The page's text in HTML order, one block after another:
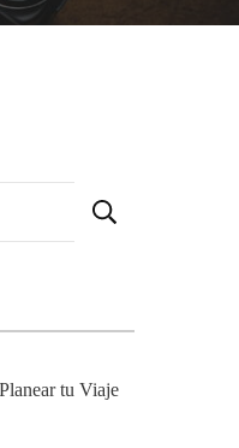
tu Viaje